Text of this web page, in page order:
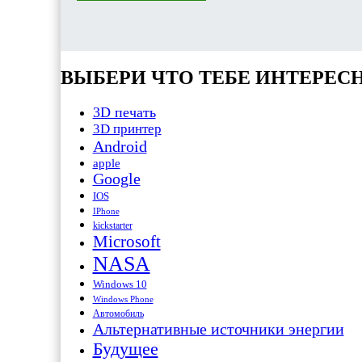
ВЫБЕРИ ЧТО ТЕБЕ
3D печать
3D принтер
Android
apple
Google
IOS
IPhone
kickstarter
Microsoft
NASA
Windows 10
Windows Phone
Автомобиль
Альтернативные источники энергии
Будущее